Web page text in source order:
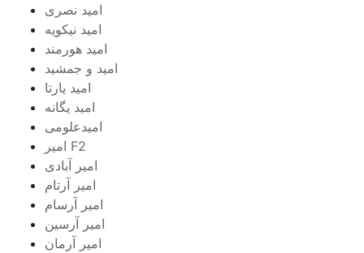
امید نصری
امید نیکویه
امید هورمند
امید و جمشید
امید یارتا
امید یگانه
امیدعلومی
امیر F2
امیر آبادی
امیر آرتام
امیر آرسام
امیر آرسین
امیر آرمان